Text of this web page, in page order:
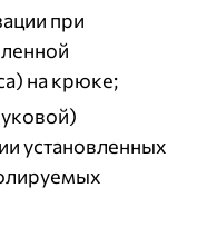
при
на крюке;
установленных